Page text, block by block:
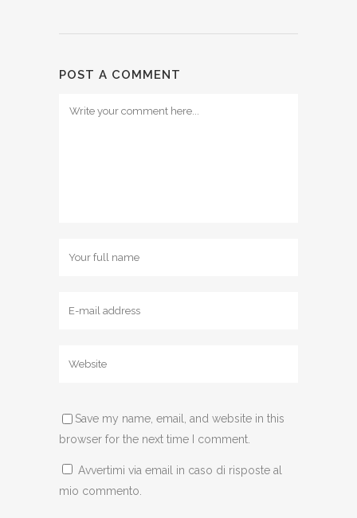
POST A COMMENT
Save my name, email, and website in this
browser for the next time I comment.
Avvertimi via email in caso di risposte al
mio commento.